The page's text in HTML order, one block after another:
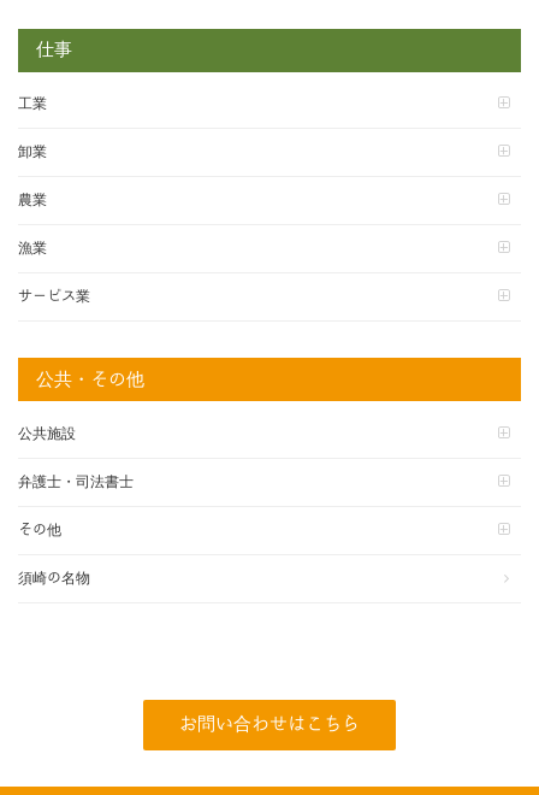
仕事
工業
卸業
農業
漁業
サービス業
公共・その他
公共施設
弁護士・司法書士
その他
須崎の名物
お問い合わせはこちら